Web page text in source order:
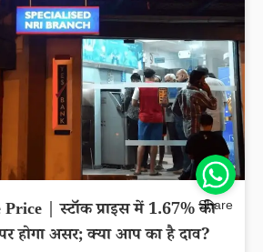
| स्टॉक प्राइस में 1.67% की
होगा असर; क्या आप का है दाव?
Share